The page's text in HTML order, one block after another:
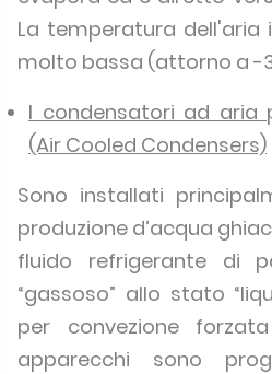
La temperatura dell'aria
molto bassa (attorno a -
I condensatori ad aria
(Air Cooled Condensers)
Sono installati
produzione d’acqua
fluido refrigerante di
“gassoso” allo stato
per convezione
apparecchi sono